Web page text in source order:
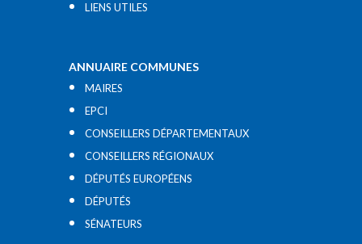
LIENS UTILES​
ANNUAIRE COMMUNES
MAIRES
EPCI
CONSEILLERS DÉPARTEMENTAUX
CONSEILLERS RÉGIONAUX
DÉPUTÉS EUROPÉENS
DÉPUTÉS
SÉNATEURS